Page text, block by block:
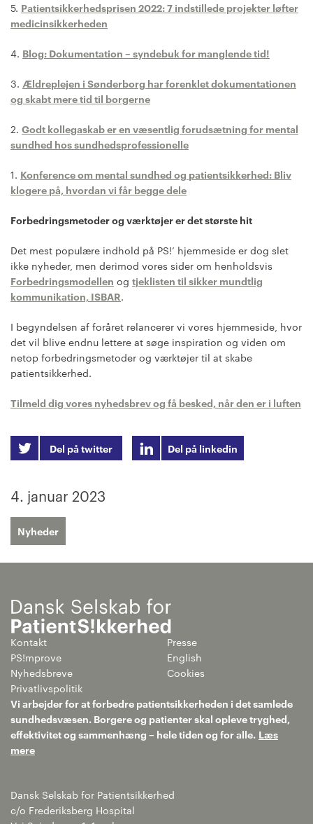
5. Patientsikkerhedsprisen 2022: 7 indstillede projekter løfter
medicinsikkerheden
4. Blog: Dokumentation – syndebuk for manglende tid!
3. Ældreplejen i Sønderborg har forenklet dokumentationen
og skabt mere tid til borgerne
2. Godt kollegaskab er en væsentlig forudsætning for mental
sundhed hos sundhedsprofessionelle
1. Konference om mental sundhed og patientsikkerhed: Bliv
klogere på, hvordan vi får begge dele
Forbedringsmetoder og værktøjer er det største hit
Det mest populære indhold på PS!’ hjemmeside er dog slet
ikke nyheder, men derimod vores sider om henholdsvis
Forbedringsmodellen og tjeklisten til sikker mundtlig
kommunikation, ISBAR.
I begyndelsen af foråret relancerer vi vores hjemmeside, hvor
det vil blive endnu lettere at søge inspiration og viden om
netop forbedringsmetoder og værktøjer til at skabe
patientsikkerhed.
Tilmeld dig vores nyhedsbrev og få besked, når den er i luften
Del på twitter Del på linkedin
4. januar 2023
Nyheder
Kontakt
Presse
PS!mprove
English
Nyhedsbreve
Cookies
Privatlivspolitik
Vi arbejder for at forbedre patientsikkerheden i det samlede
sundhedsvæsen. Borgere og patienter skal opleve tryghed,
effektivitet og sammenhæng – hele tiden og for alle. Læs
mere
Dansk Selskab for Patientsikkerhed
c/o Frederiksberg Hospital